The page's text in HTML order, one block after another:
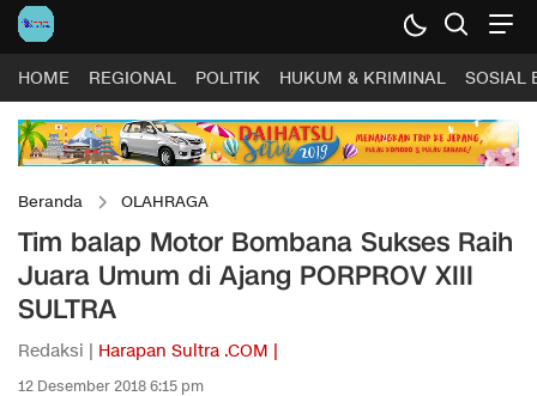
HOME REGIONAL POLITIK HUKUM & KRIMINAL SOSIAL
Beranda OLAHRAGA
Tim balap Motor Bombana Sukses Raih
Juara Umum di Ajang PORPROV XIII
SULTRA
Redaksi | Harapan Sultra .COM |
12 Desember 2018 6:15 pm